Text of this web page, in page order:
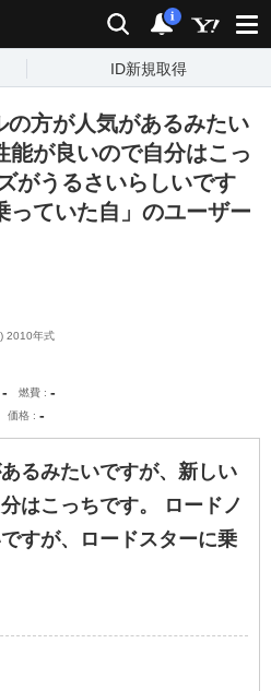
検索 通知
i
ID新規取得
の方が人気があるみたい
能が良いので自分はこっ
がうるさいらしいです
っていた自」のユーザー
2010年式
- 燃費 -
価格 -
るみたいですが、新しい
はこっちです。 ロードノ
すが、ロードスターに乗